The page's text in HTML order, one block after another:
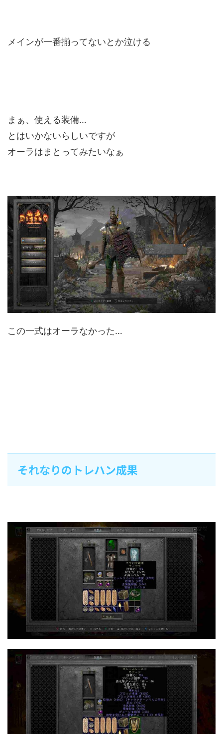
メインが一番揃ってないとか泣ける
まぁ、使える装備…
とはいかないらしいですが
オーラはまとってみたいなぁ
この一式はオーラなかった…
それなりのトレハン成果